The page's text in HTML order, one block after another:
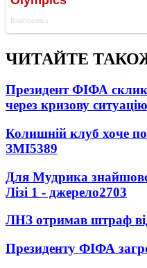
ЧИТАЙТЕ
Президент ФІФА
через кризову ситуацію
Колишній клуб хоче
ЗМІ5389
Для Мудрика
Лізі 1 - джерело2703
ЛНЗ отримав штраф
Президенту ФІФА